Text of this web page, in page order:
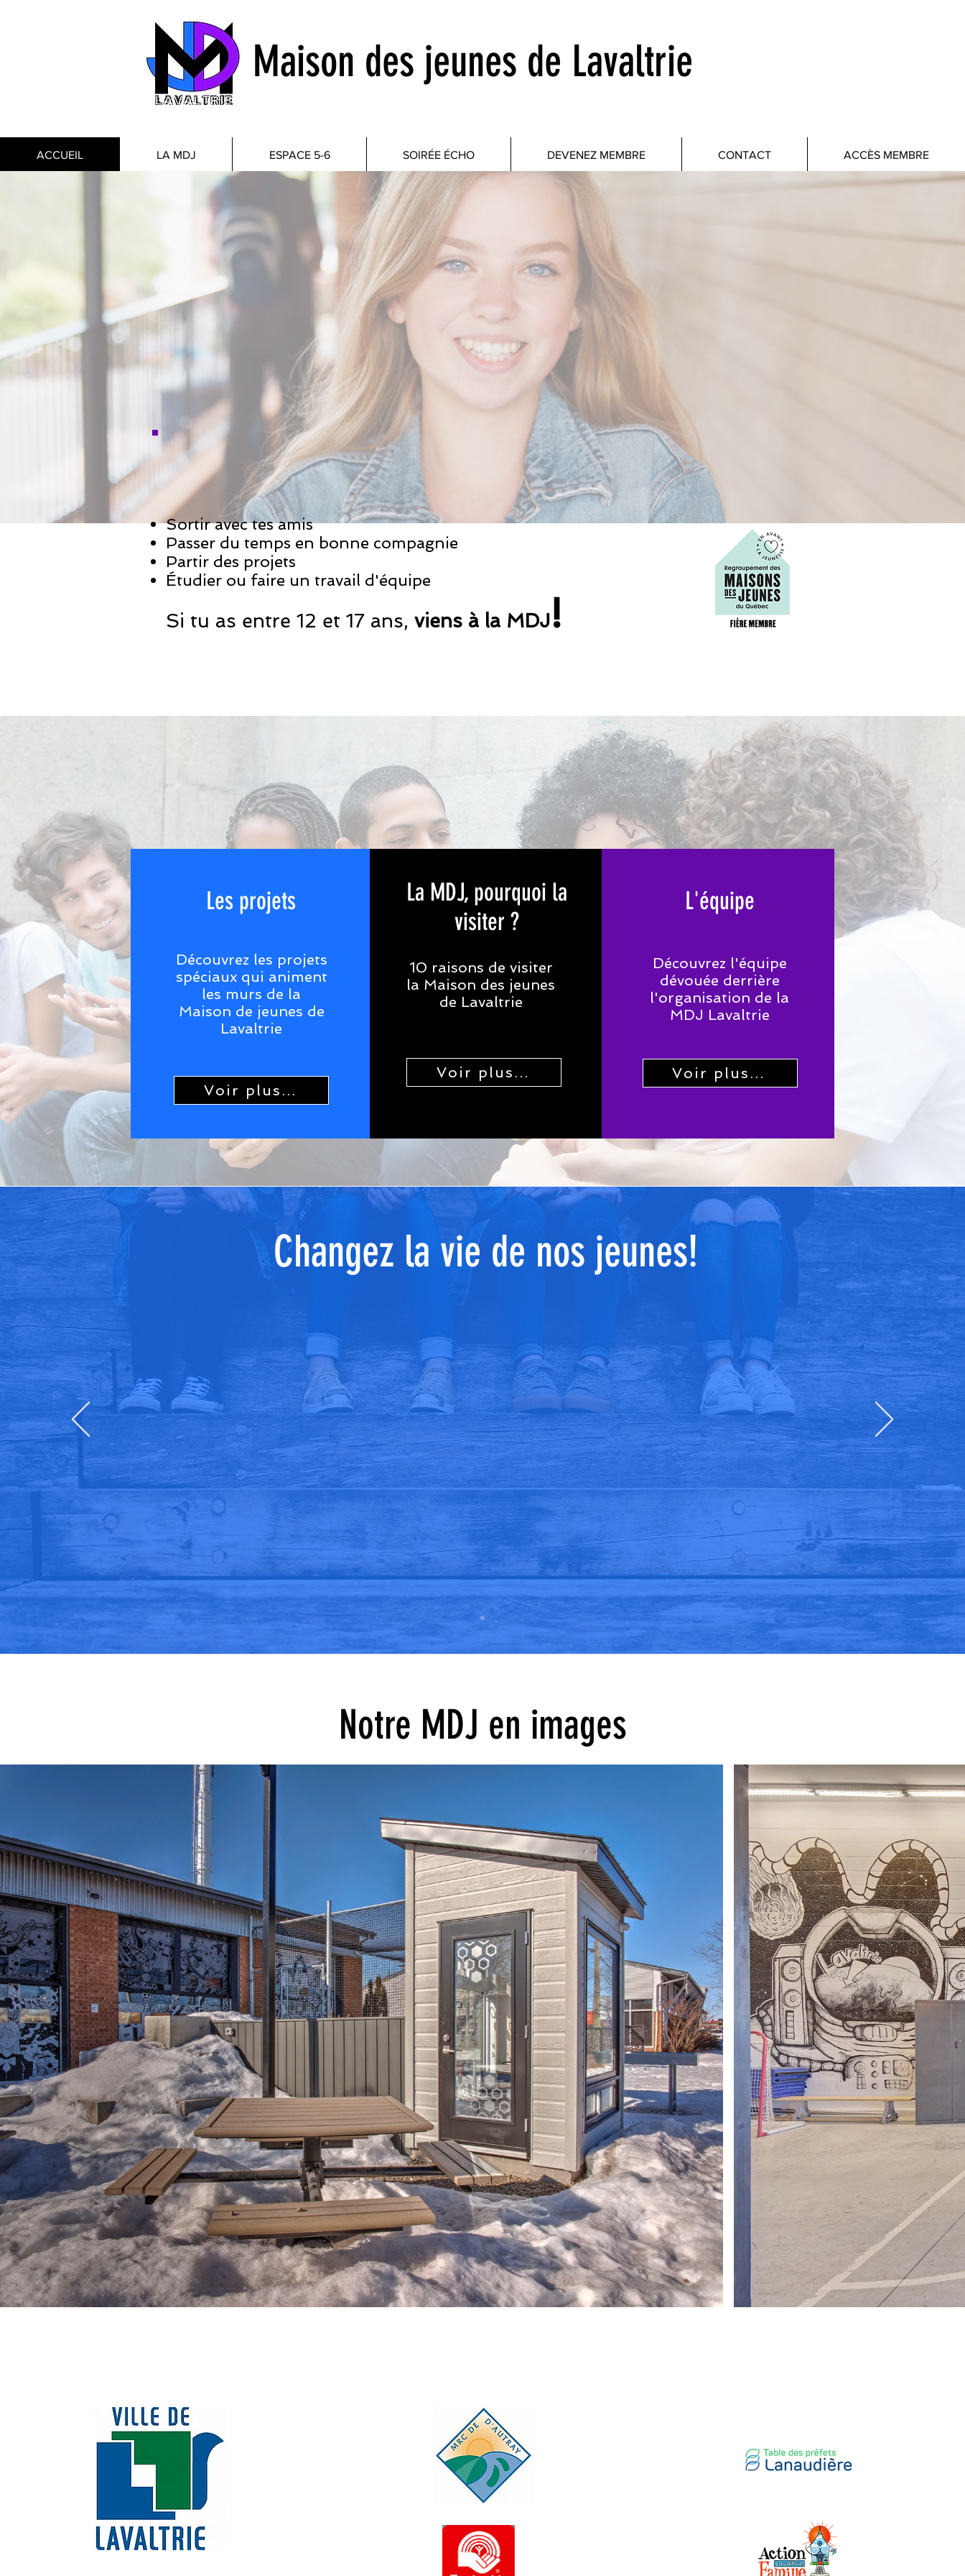
Maison des jeunes de Lavaltrie
ACCUEIL LA MDJ ESPACE 5-6 SOIRÉE ÉCHO DEVENEZ MEMBRE CONTACT ACCÈS MEMBRE
Sortir avec tes amis
Passer du temps en bonne compagnie
Partir des projets
Étudier ou faire un travail d'équipe
Si tu as entre 12 et 17 ans, viens à la MDJ!
Les projets
Découvrez les projets
spéciaux qui animent
les murs de la
Maison de jeunes de
Lavaltrie
Voir plus...
La MDJ, pourquoi la
visiter ?
10 raisons de visiter
la Maison des jeunes
de Lavaltrie
Voir plus...
L'équipe
Découvrez l'équipe
dévouée derrière
l'organisation de la
MDJ Lavaltrie
Voir plus...
Changez la vie de nos jeunes!
Notre MDJ en images